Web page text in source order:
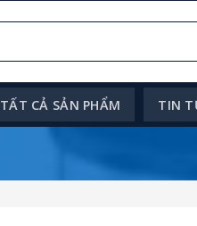
TẤT CẢ SẢN PHẨM TIN